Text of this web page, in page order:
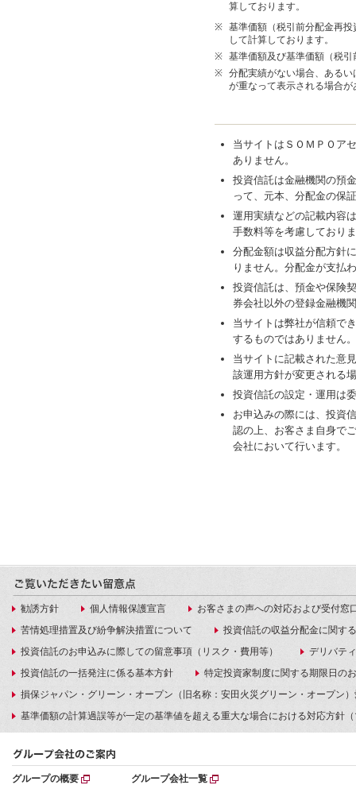
算しております。
※ 基準価額（税引前分配金再
して計算しております。
※ 基準価額及び基準価額（税
※ 分配実績がない場合、ある
が重なって表示される場合が
当サイトはＳＯＭＰＯア
ありません。
投資信託は金融機関の預
って、元本、分配金の保
運用実績などの記載内容
手数料等を考慮しており
分配金額は収益分配方針
りません。分配金が支払
投資信託は、預金や保険
券会社以外の登録金融機
当サイトは弊社が信頼で
するものではありません
当サイトに記載された意
該運用方針が変更される
投資信託の設定・運用は
お申込みの際には、投資
認の上、お客さま自身で
会社において行います。
勧誘方針 個人情報保護宣言
お客さまの声への対応および受付窓
苦情処理措置及び紛争解決措置について
投資信託の収益分配金に関す
投資信託のお申込みに際しての留意事項（リスク・費用等）
デリバテ
投資信託の一括発注に係る基本方針
特定投資家制度に関する期限日の
損保ジャパン・グリーン・オープン（旧名称：安田火災グリーン・オープン
基準価額の計算過誤等が一定の基準値を超える重大な場合における対応方針
グループの概要 グループ会社一覧